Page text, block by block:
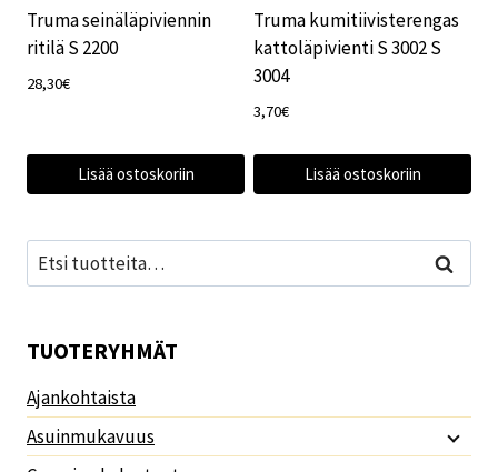
Truma seinäläpiviennin
ritilä S 2200
28,30€
Lisää ostoskoriin
Truma kumitiivisterengas
kattoläpivienti S 3002 S
3004
3,70€
Lisää ostoskoriin
Etsi: Haku
TUOTERYHMÄT
Ajankohtaista
Asuinmukavuus